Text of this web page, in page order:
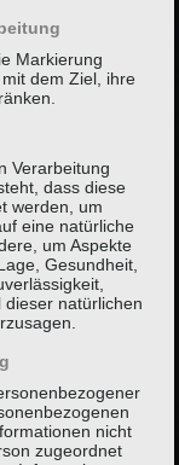
Markierung
dem Ziel, ihre
Verarbeitung
dass diese
werden, um
eine natürliche
um Aspekte
Gesundheit,
dieser natürlichen
nicht
zugeordnet